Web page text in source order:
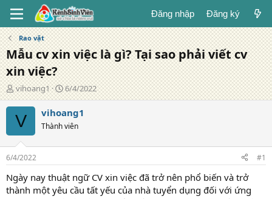
Đăng nhập Đăng ký
Rao vặt
Mẫu cv xin việc là gì? Tại sao phải viết cv
xin việc?
T
á
c
g
ả
vihoang1
N
g
à
đ
g
6/4/2022
V vihoang1
Thành viên
6/4/2022 #1
Ngày nay thuật ngữ CV xin việc đã trở nên phổ biến và trở
thành một yêu cầu tất yếu của nhà tuyển dụng đối với ứng